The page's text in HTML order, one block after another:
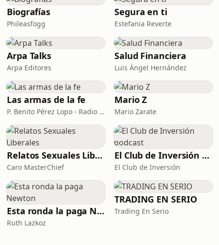
Biografías
Phileasfogg
Segura en ti
Estefania Reverte
Arpa Talks
Arpa Editores
Salud Financiera
Luis Ángel Hernández
Las armas de la fe
P. Benito Pérez Lopo - Radio María ESP
Mario Z
Mario Zarate
Relatos Sexuales Liberales
Caro MasterChief
El Club de Inversión podcast
El Club de Inversión
Esta ronda la paga Newton
Ruth Lazkoz
TRADING EN SERIO
Trading En Serio